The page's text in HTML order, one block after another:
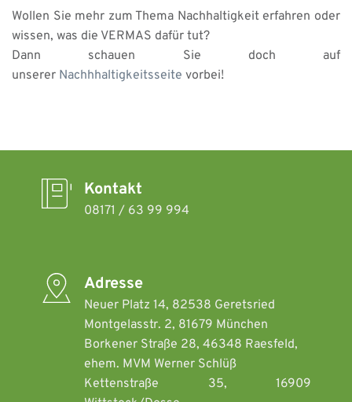
Wollen Sie mehr zum Thema Nachhaltigkeit erfahren oder
wissen, was die VERMAS dafür tut?
Dann schauen Sie doch auf
unserer Nachhhaltigkeitsseite vorbei!
Kontakt
08171 / 63 99 994
Adresse
Neuer Platz 14, 82538 Geretsried
Montgelasstr. 2, 81679 München
Borkener Straße 28, 46348 Raesfeld,
ehem. MVM Werner Schlüß
Kettenstraße 35, 16909